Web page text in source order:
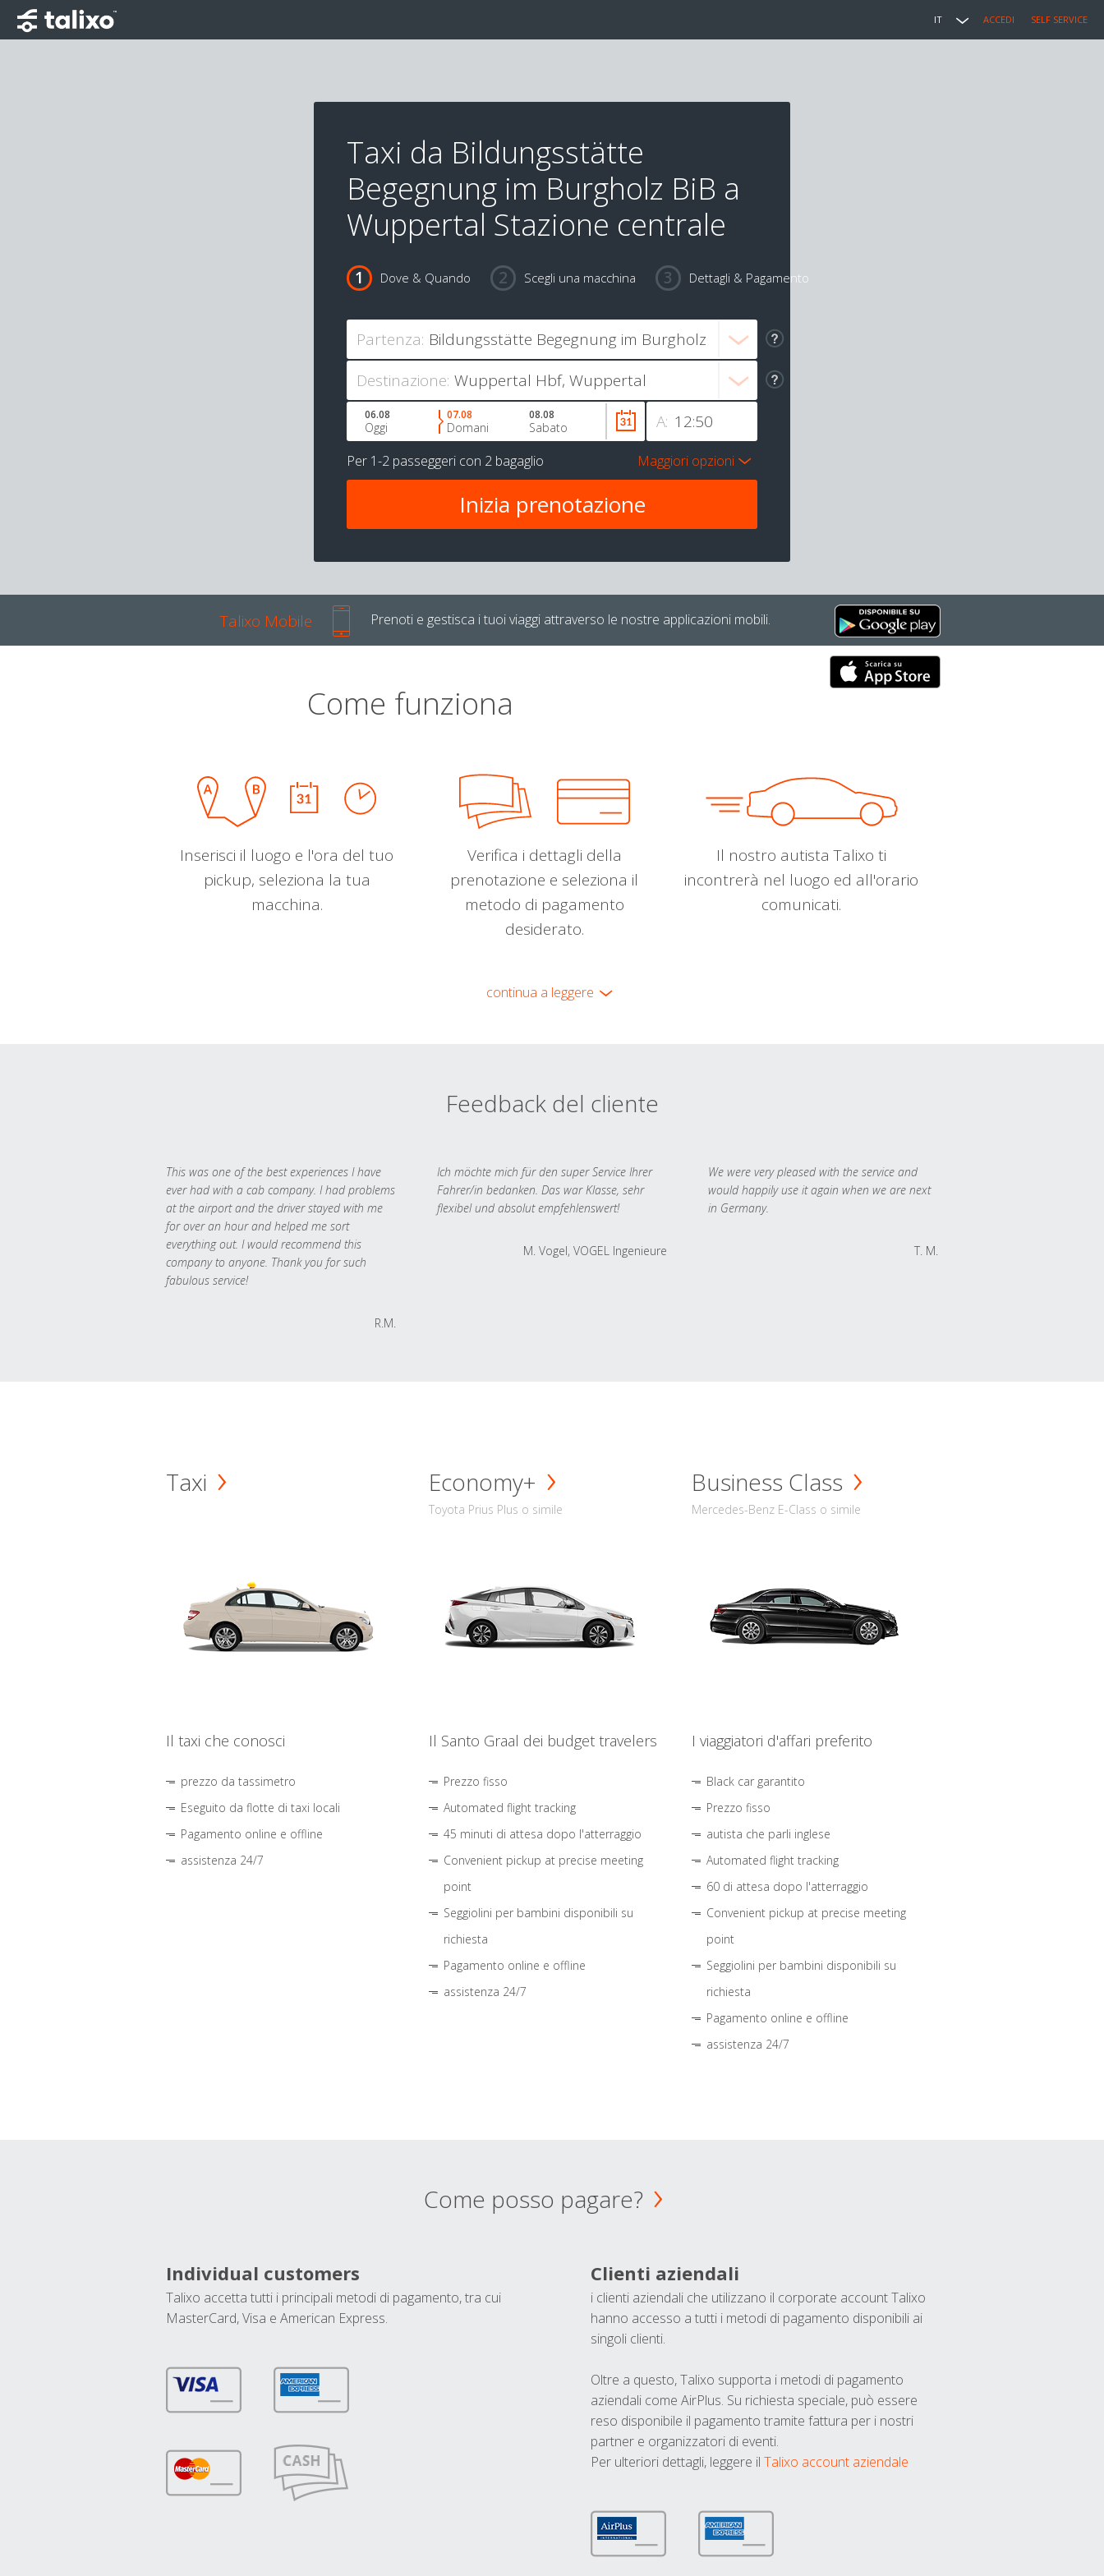
IT ACCEDI SELF SERVICE
Taxi da Bildungsstätte
Begegnung im Burgholz BiB a
Wuppertal Stazione centrale
Dove & Quando Scegli una macchina Dettagli & Pagamento
Partenza:
Destinazione:
A:
06.08
Oggi
07.08
Domani
08.08
Sabato
Per 1-2 passeggeri con 2 bagaglio Maggiori opzioni
Talixo Mobile Prenoti e gestisca i tuoi viaggi attraverso le nostre applicazioni mobili.
Come funziona
Inserisci il luogo e l'ora del tuo
pickup, seleziona la tua
macchina.
Verifica i dettagli della
prenotazione e seleziona il
metodo di pagamento
desiderato.
Il nostro autista Talixo ti
incontrerà nel luogo ed all'orario
comunicati.
continua a leggere
Feedback del cliente
This was one of the best experiences I have
ever had with a cab company. I had problems
at the airport and the driver stayed with me
for over an hour and helped me sort
everything out. I would recommend this
company to anyone. Thank you for such
fabulous service!
R.M.
Ich möchte mich für den super Service Ihrer
Fahrer/in bedanken. Das war Klasse, sehr
flexibel und absolut empfehlenswert!
M. Vogel, VOGEL Ingenieure
We were very pleased with the service and
would happily use it again when we are next
in Germany.
T. M.
Taxi
Il taxi che conosci
prezzo da tassimetro
Eseguito da flotte di taxi locali
Pagamento online e offline
assistenza 24/7
Economy+
Toyota Prius Plus o simile
Il Santo Graal dei budget travelers
Prezzo fisso
Automated flight tracking
45 minuti di attesa dopo l'atterraggio
Convenient pickup at precise meeting
point
Seggiolini per bambini disponibili su
richiesta
Pagamento online e offline
assistenza 24/7
Business Class
Mercedes-Benz E-Class o simile
I viaggiatori d'affari preferito
Black car garantito
Prezzo fisso
autista che parli inglese
Automated flight tracking
60 di attesa dopo l'atterraggio
Convenient pickup at precise meeting
point
Seggiolini per bambini disponibili su
richiesta
Pagamento online e offline
assistenza 24/7
Come posso pagare?
Individual customers
Talixo accetta tutti i principali metodi di pagamento, tra cui
MasterCard, Visa e American Express.
Clienti aziendali
i clienti aziendali che utilizzano il corporate account Talixo
hanno accesso a tutti i metodi di pagamento disponibili ai
singoli clienti.
Oltre a questo, Talixo supporta i metodi di pagamento
aziendali come AirPlus. Su richiesta speciale, può essere
reso disponibile il pagamento tramite fattura per i nostri
partner e organizzatori di eventi.
Per ulteriori dettagli, leggere il Talixo account aziendale